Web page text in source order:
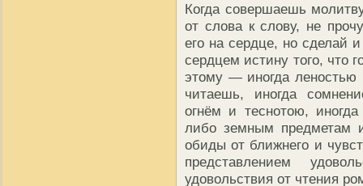
Когда совершаешь
от слова к слову, не
его на сердце, но сделай
сердцем истину того, что
этому — иногда леностью
читаешь, иногда
огнём и теснотою,
либо земным предметам
обиды от ближнего и
представлением
удовольствия от чтения